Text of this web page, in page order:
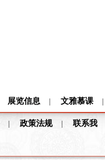
展览信息 文雅慕课
政策法规 联系我